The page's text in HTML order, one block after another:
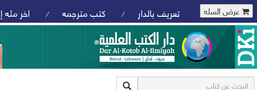
عرض السله تعريف بالدار / كتب مترجمه / اخر مئه